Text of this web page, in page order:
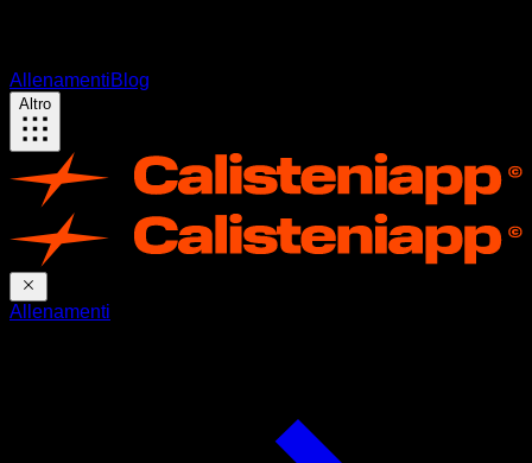
AllenamentiBlog
Altro
Allenamenti